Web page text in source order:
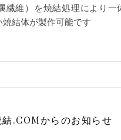
繊維）を焼結処理により一
結体が製作可能です
結.COMからのお知らせ